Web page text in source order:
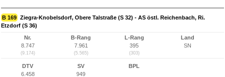
B 169 Ziegra-Knobelsdorf, Obere Talstraße (S 32) - AS östl. Reichenbach, Ri.
Etzdorf (S 36)
Nr.
8.747
(9.174)
B-Rang
7.961
(5.565)
L-Rang
395
(303)
Land
SN
DTV
6.458
SV
949
BPL